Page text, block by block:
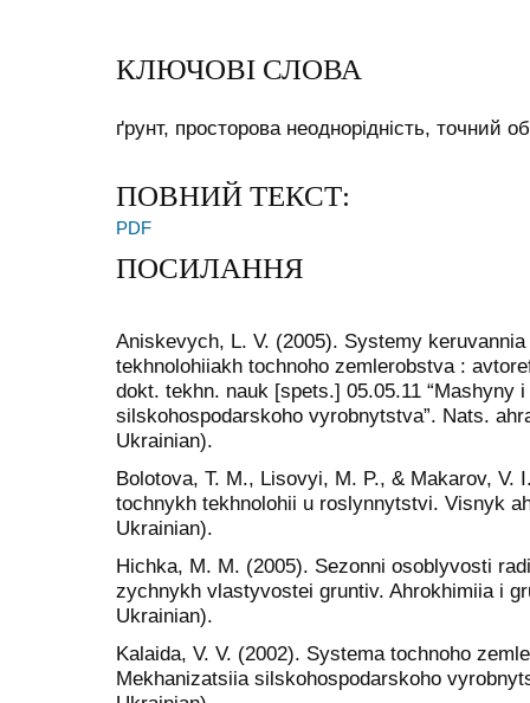
КЛЮЧОВІ СЛОВА
ґрунт, просторова неоднорідність, точний
ПОВНИЙ ТЕКСТ:
PDF
ПОСИЛАННЯ
Aniskevych, L. V. (2005). Systemy
tekhnolohiiakh tochnoho zemlerobstva :
dokt. tekhn. nauk [spets.] 05.05.11 “Mashyny
silskohospodarskoho vyrobnytstva”. Nats.
Ukrainian).
Bolotova, T. M., Lisovyi, M. P., & Makarov, V.
tochnykh tekhnolohii u roslynnytstvi. Visnyk
Ukrainian).
Hichka, M. M. (2005). Sezonni osoblyvosti
zychnykh vlastyvostei gruntiv. Ahrokhimiia i
Ukrainian).
Kalaida, V. V. (2002). Systema tochnoho
Mekhanizatsiia silskohospodarskoho